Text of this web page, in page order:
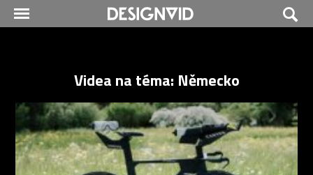
Videa na téma: Německo